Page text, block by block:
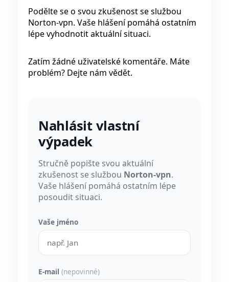
Podělte se o svou zkušenost se službou
Norton-vpn. Vaše hlášení pomáhá ostatním
lépe vyhodnotit aktuální situaci.
Zatím žádné uživatelské komentáře. Máte
problém? Dejte nám vědět.
Nahlásit vlastní
výpadek
Stručně popište svou aktuální
zkušenost se službou Norton-vpn.
Vaše hlášení pomáhá ostatním lépe
posoudit situaci.
Vaše jméno
E-mail (nepovinné)